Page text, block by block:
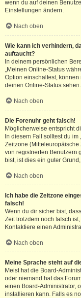
wenn du auf deinen
Einstellungen ändern.
Nach oben
Wie kann ich verhindern,
auftaucht?
In deinem persönlichen
„Meinen Online-Status
Option einschaltest,
deinen Online-Status
Nach oben
Die Forenuhr geht falsch!
Möglicherweise entspricht
In diesem Fall solltest du
Zeitzone
von registrierten Benutzern
bist, ist dies ein guter
Nach oben
Ich habe die Zeitzone
falsch!
Wenn du dir sicher bist,
Zeit trotzdem noch falsch
Kontaktiere einen
Nach oben
Meine Sprache steht auf
Meist hat die Board-
oder niemand hat das
einen Board-Administrator,
installieren kann. Falls es